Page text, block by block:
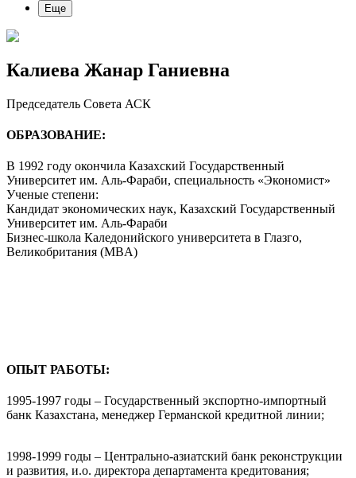
Еще
Калиева Жанар Ганиевна
Председатель Совета АСК
ОБРАЗОВАНИЕ:
В 1992 году окончила Казахский Государственный
Университет им. Аль-Фараби, специальность «Экономист»
Ученые степени:
Кандидат экономических наук, Казахский Государственный
Университет им. Аль-Фараби
Бизнес-школа Каледонийского университета в Глазго,
Великобритания (МBA)
ОПЫТ РАБОТЫ:
1995-1997 годы – Государственный экспортно-импортный
банк Казахстана, менеджер Германской кредитной линии;
1998-1999 годы – Центрально-азиатский банк реконструкции
и развития, и.о. директора департамента кредитования;